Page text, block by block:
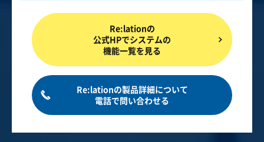
Re:lationの
公式HPでシステムの
機能一覧を見る
Re:lationの製品詳細について
電話で問い合わせる